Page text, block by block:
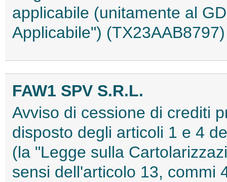
applicabile (unitamente al
Applicabile") (TX23AAB8797)
FAW1 SPV S.R.L.
Avviso di cessione di crediti
disposto degli articoli 1 e 4
(la "Legge sulla
sensi dell'articolo 13, commi